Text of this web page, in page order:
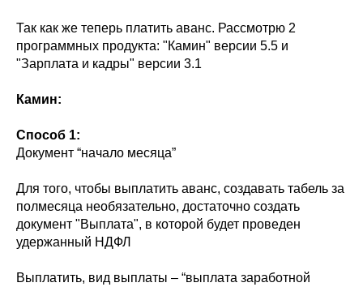
Так как же теперь платить аванс. Рассмотрю 2
программных продукта: "Камин" версии 5.5 и
"Зарплата и кадры" версии 3.1
Камин:
Способ 1:
Документ “начало месяца”
Для того, чтобы выплатить аванс, создавать табель за
полмесяца необязательно, достаточно создать
документ "Выплата", в которой будет проведен
удержанный НДФЛ
Выплатить, вид выплаты – “выплата заработной